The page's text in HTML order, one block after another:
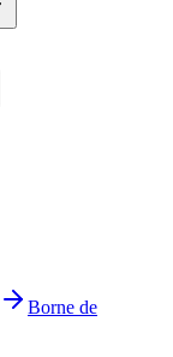
Borne de